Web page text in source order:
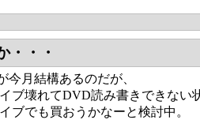
・・・
今月結構あるのだが、
ブ壊れてDVD読み書きできない
ブでも買おうかなーと検討中。